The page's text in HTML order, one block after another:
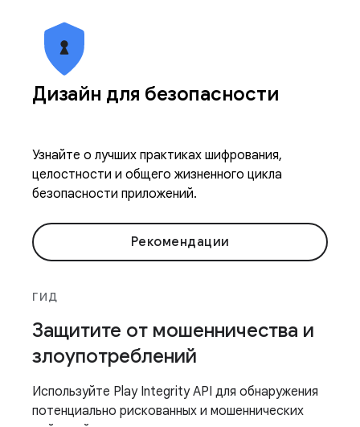
Дизайн для безопасности
Узнайте о лучших практиках шифрования,
целостности и общего жизненного цикла
безопасности приложений.
Рекомендации
ГИД
Защитите от мошенничества и
злоупотреблений
Используйте Play Integrity API для обнаружения
потенциально рискованных и мошеннических